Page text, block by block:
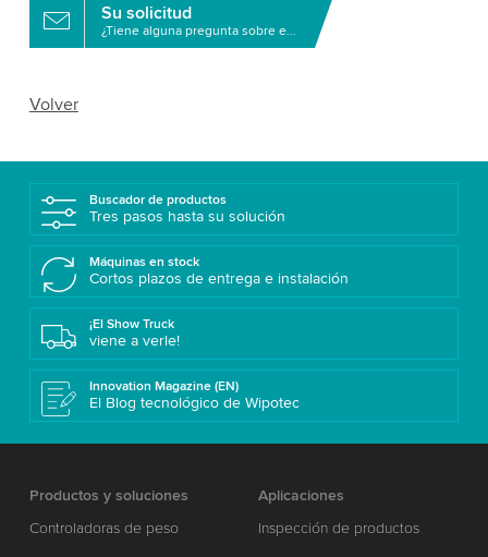
Su solicitud
¿Tiene alguna pregunta sobre este producto?
Volver
Buscador de productos
Tres pasos hasta su solución
Máquinas en stock
Cortos plazos de entrega e instalación
¡El Show Truck
viene a verle!
Innovation Magazine (EN)
El Blog tecnológico de Wipotec
Productos y soluciones
Controladoras de peso
Aplicaciones
Inspección de productos